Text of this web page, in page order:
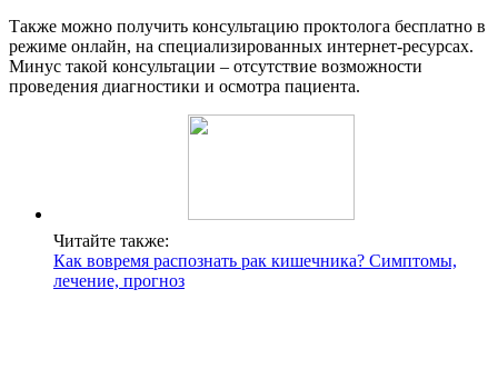
Также можно получить консультацию проктолога бесплатно в
режиме онлайн, на специализированных интернет-ресурсах.
Минус такой консультации – отсутствие возможности
проведения диагностики и осмотра пациента.
Читайте также:
Как вовремя распознать рак кишечника? Симптомы,
лечение, прогноз